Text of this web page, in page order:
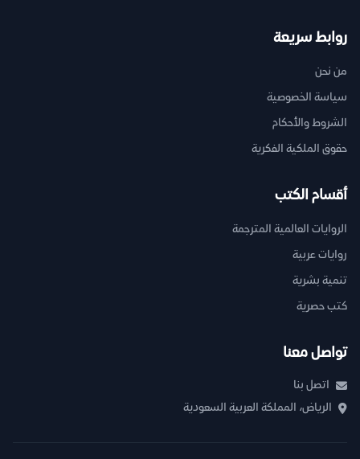
روابط سريعة
من نحن
سياسة الخصوصية
الشروط والأحكام
حقوق الملكية الفكرية
أقسام الكتب
الروايات العالمية المترجمة
روايات عربية
تنمية بشرية
كتب حصرية
تواصل معنا
اتصل بنا
الرياض، المملكة العربية السعودية